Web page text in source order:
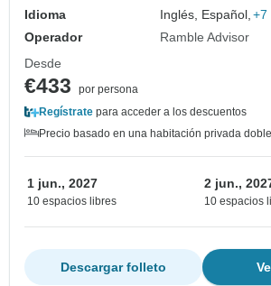
Idioma
Inglés, Español, +7
Operador
Ramble Advisor
Desde
€433
por persona
Regístrate para acceder a los descuentos
Precio basado en una habitación privada doble
1 jun., 2027
10 espacios libres
2 jun.,
10 espacios
Descargar folleto